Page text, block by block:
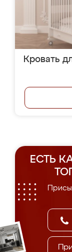
Кровать
ЕСТЬ